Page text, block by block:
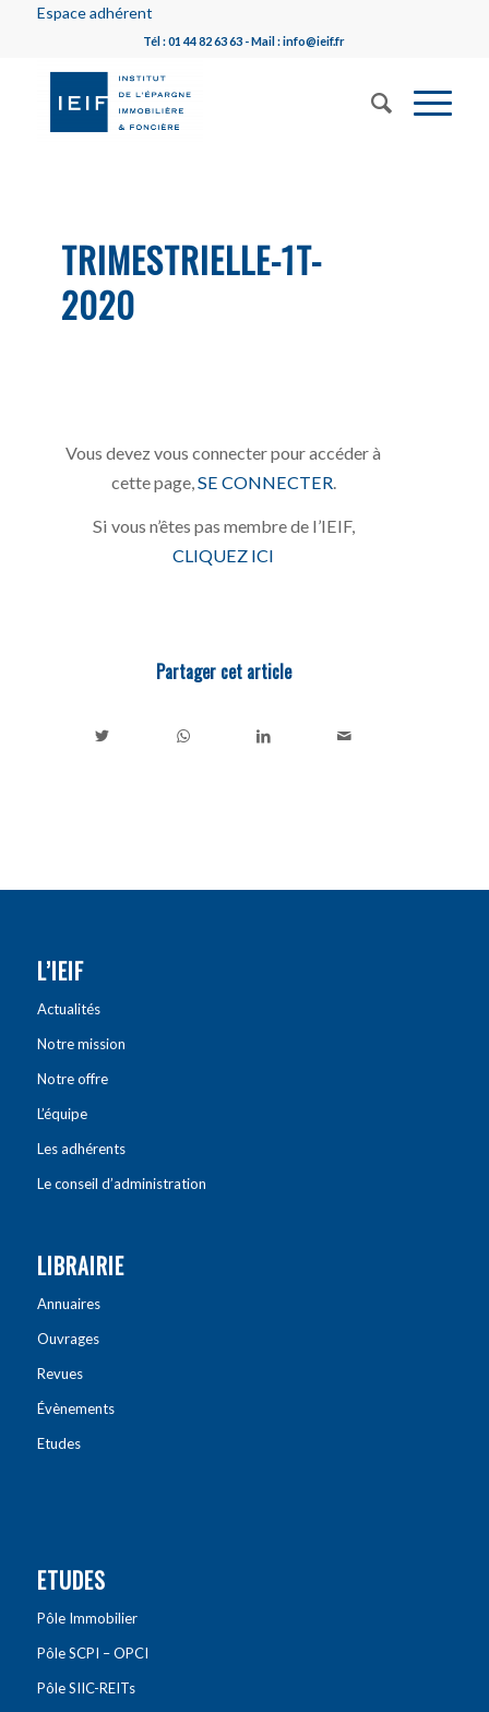
Espace adhérent
Tél : 01 44 82 63 63 - Mail : info@ieif.fr
TRIMESTRIELLE-1T-
2020
Vous devez vous connecter pour accéder à
cette page, SE CONNECTER
Si vous n’êtes pas membre de l’IEIF,
CLIQUEZ ICI
Partager cet article
L’IEIF
Actualités
Notre mission
Notre offre
L’équipe
Les adhérents
Le conseil d’administration
LIBRAIRIE
Annuaires
Ouvrages
Revues
Évènements
Etudes
ETUDES
Pôle Immobilier
Pôle SCPI – OPCI
Pôle SIIC-REITs